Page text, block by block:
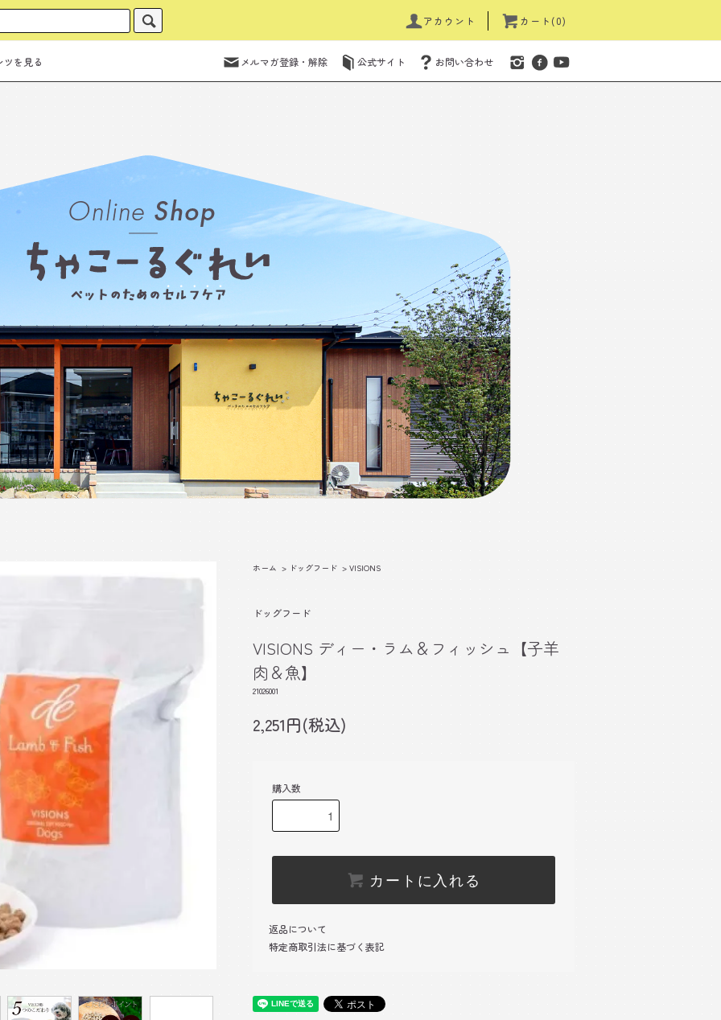
アカウント カート(0)
ツを見る メルマガ登録・解除 公式サイト お問い合わせ
ホーム > ドッグフード > VISIONS
ドッグフード
VISIONS ディー・ラム＆フィッシュ【子羊
肉＆魚】
21026001
2,251円(税込)
購入数
カートに入れる
返品について
特定商取引法に基づく表記